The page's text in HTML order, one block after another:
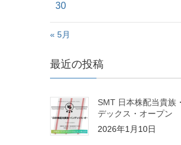
30
« 5月
最近の投稿
SMT 日本株配当貴族
デックス・オープン
2026年1月10日